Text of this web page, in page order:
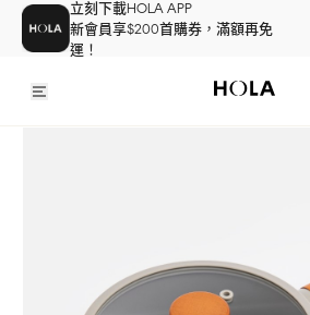
立刻下載HOLA APP
新會員享$200首購券，滿額再免
運！